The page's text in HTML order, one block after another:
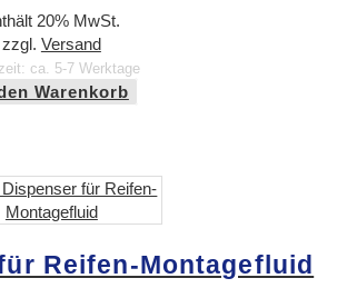
20% MwSt.
zzgl. Versand
ca. 5-7 Werktage
Warenkorb
Reifen-Montagefluid